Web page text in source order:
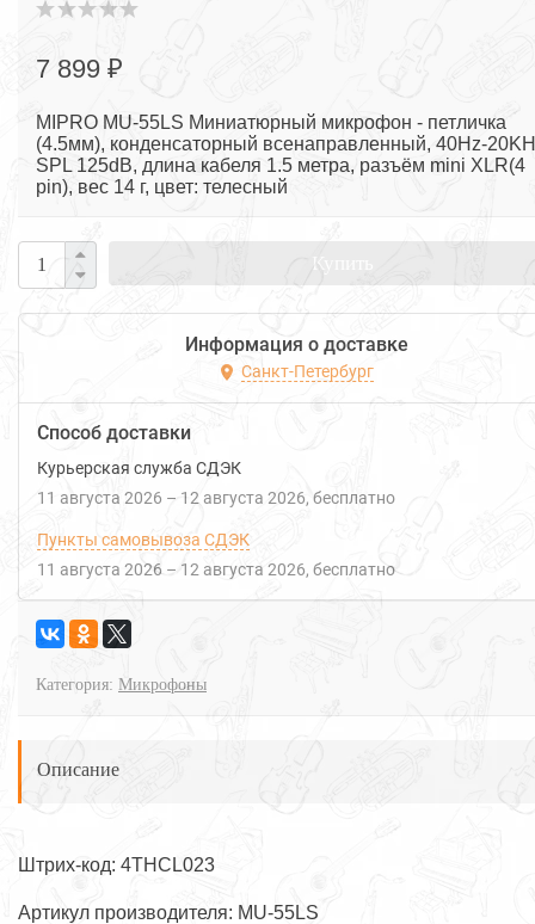
7 899 ₽
MIPRO MU-55LS Миниатюрный микрофон - петличка
(4.5мм), конденсаторный всенаправленный, 40Hz-
SPL 125dB, длина кабеля 1.5 метра, разъём mini XLR(4
pin), вес 14 г, цвет: телесный
Купить
Информация о доставке
Санкт-Петербург
Способ доставки
Курьерская служба СДЭК
11 августа 2026 – 12 августа 2026 Бесплатно
Пункты самовывоза СДЭК
11 августа 2026 – 12 августа 2026 Бесплатно
Категория: Микрофоны
Описание
Штрих-код: 4THCL023
Артикул производителя: MU-55LS